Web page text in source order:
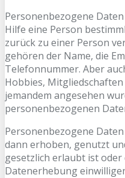
Personenbezogene
Hilfe eine Person
zurück zu einer Person
gehören der Name, die
Telefonnummer. Aber
Hobbies,
jemandem angesehen
personenbezogenen
Personenbezogene
dann erhoben, genutzt
gesetzlich erlaubt ist
Datenerhebung